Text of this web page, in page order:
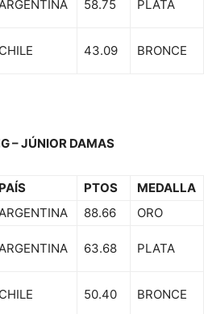
58.75 PLATA
CHILE 43.09 BRONCE
– JÚNIOR DAMAS
PAÍS PTOS
MEDALLA
88.66 ORO
63.68 PLATA
CHILE 50.40 BRONCE